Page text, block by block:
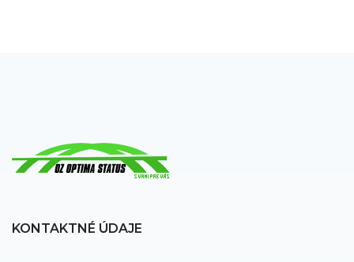
KONTAKTNÉ ÚDAJE